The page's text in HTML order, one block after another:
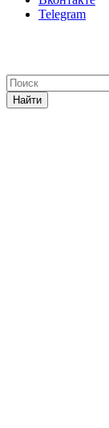
Telegram
Найти